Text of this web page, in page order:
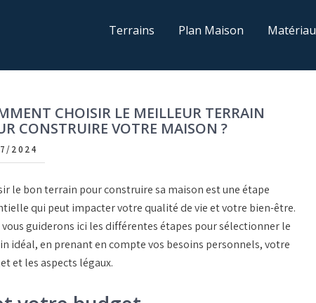
Terrains Plan Maison
CHOISIR LE MEILLEUR TERRAIN
CONSTRUIRE VOTRE MAISON ?
2024
le bon terrain pour construire sa maison est une étape
qui peut impacter votre qualité de vie et votre bien-être.
vous guiderons ici les différentes étapes pour sélectionner le
idéal, en prenant en compte vos besoins personnels, votre
et les aspects légaux.